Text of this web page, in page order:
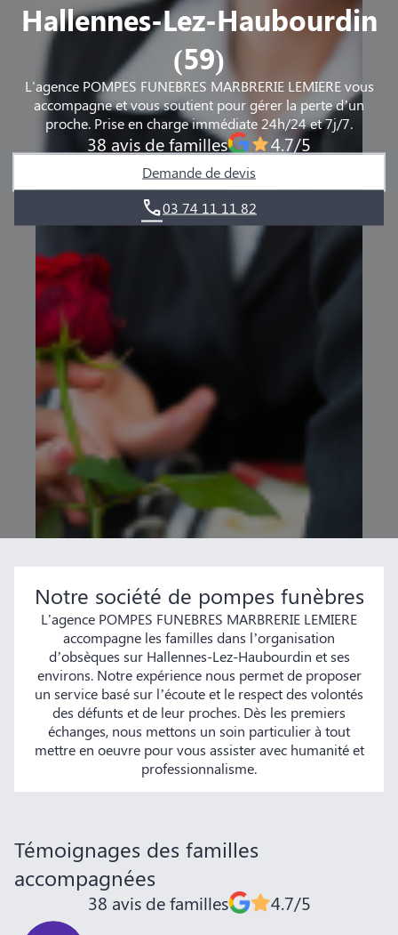
Hallennes-Lez-Haubourdin
(59)
L'agence POMPES FUNEBRES MARBRERIE LEMIERE vous
accompagne et vous soutient pour gérer la perte d’un
proche. Prise en charge immédiate 24h/24 et 7j/7.
38 avis de familles 4.7/5
Demande de devis
03 74 11 11 82
Notre société de pompes funèbres
L'agence POMPES FUNEBRES MARBRERIE LEMIERE
accompagne les familles dans l’organisation
d’obsèques sur Hallennes-Lez-Haubourdin et ses
environs. Notre expérience nous permet de proposer
un service basé sur l’écoute et le respect des volontés
des défunts et de leur proches. Dès les premiers
échanges, nous mettons un soin particulier à tout
mettre en oeuvre pour vous assister avec humanité et
professionnalisme.
Témoignages des familles
accompagnées
38 avis de familles 4.7/5